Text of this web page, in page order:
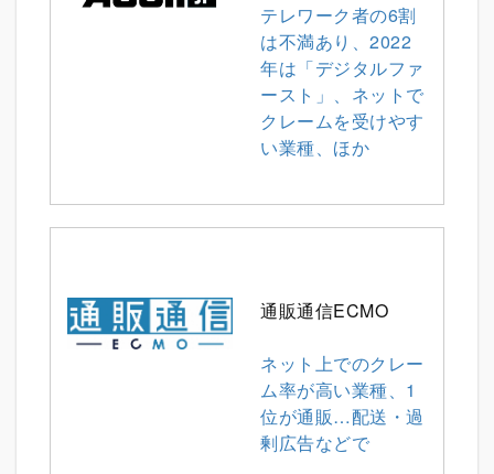
テレワーク者の6割
は不満あり、2022
年は「デジタルファ
ースト」、ネットで
クレームを受けやす
い業種、ほか
通販通信ECMO
ネット上でのクレー
ム率が高い業種、1
位が通販…配送・過
剰広告などで